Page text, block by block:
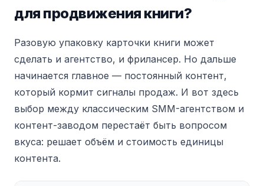
для продвижения книги?
Разовую упаковку карточки книги может
сделать и агентство, и фрилансер. Но дальше
начинается главное — постоянный контент,
который кормит сигналы продаж. И вот здесь
выбор между классическим SMM-агентством и
контент-заводом перестаёт быть вопросом
вкуса: решает объём и стоимость единицы
контента.